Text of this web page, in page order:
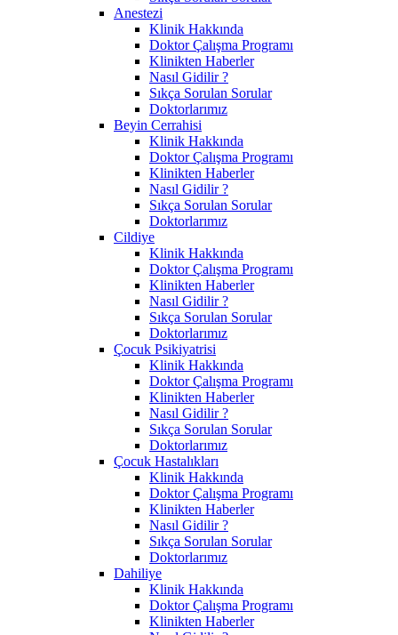
Anestezi
Klinik Hakkında
Doktor Çalışma Programı
Klinikten Haberler
Nasıl Gidilir ?
Sıkça Sorulan Sorular
Doktorlarımız
Beyin Cerrahisi
Klinik Hakkında
Doktor Çalışma Programı
Klinikten Haberler
Nasıl Gidilir ?
Sıkça Sorulan Sorular
Doktorlarımız
Cildiye
Klinik Hakkında
Doktor Çalışma Programı
Klinikten Haberler
Nasıl Gidilir ?
Sıkça Sorulan Sorular
Doktorlarımız
Çocuk Psikiyatrisi
Klinik Hakkında
Doktor Çalışma Programı
Klinikten Haberler
Nasıl Gidilir ?
Sıkça Sorulan Sorular
Doktorlarımız
Çocuk Hastalıkları
Klinik Hakkında
Doktor Çalışma Programı
Klinikten Haberler
Nasıl Gidilir ?
Sıkça Sorulan Sorular
Doktorlarımız
Dahiliye
Klinik Hakkında
Doktor Çalışma Programı
Klinikten Haberler